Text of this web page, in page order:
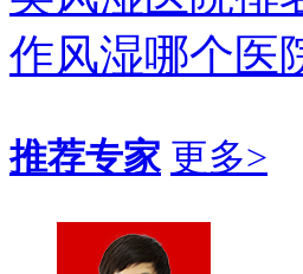
作风湿哪个医
推荐专家 更多>